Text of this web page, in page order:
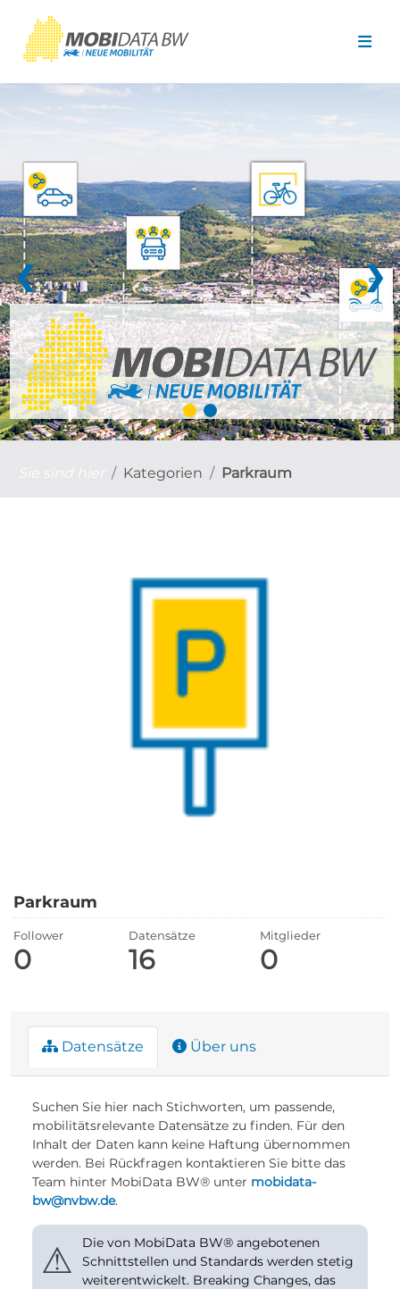
❮ ❯
Kategorien Parkraum
Parkraum
Follower
0
Datensätze
16
Mitglieder
0
Datensätze Über uns
Suchen Sie hier nach Stichworten, um passende,
mobilitätsrelevante Datensätze zu finden. Für den
Inhalt der Daten kann keine Haftung übernommen
werden. Bei Rückfragen kontaktieren Sie bitte das
Team hinter MobiData BW® unter mobidata-
bw@nvbw.de.
⚠
Die von MobiData BW® angebotenen
Schnittstellen und Standards werden stetig
weiterentwickelt. Breaking Changes, das